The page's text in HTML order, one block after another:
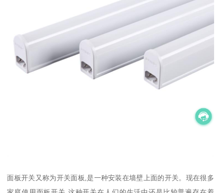
面板开关又称为开关面板,是一种安装在墙壁上面的开关。现在很多